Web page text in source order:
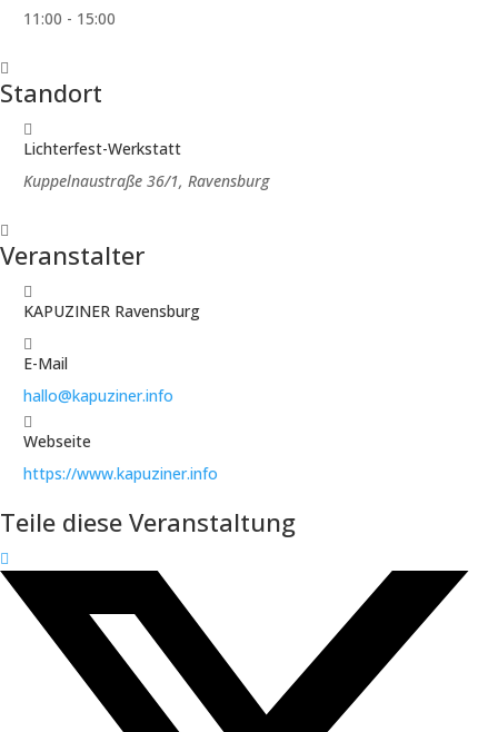
11:00 - 15:00
Standort
Lichterfest-Werkstatt
Kuppelnaustraße 36/1, Ravensburg
Veranstalter
KAPUZINER Ravensburg
E-Mail
hallo@kapuziner.info
Webseite
https://www.kapuziner.info
Teile diese Veranstaltung